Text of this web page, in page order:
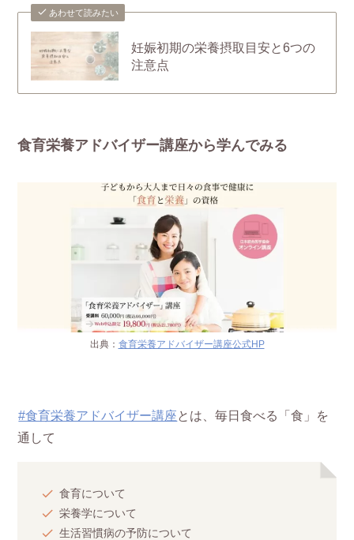
あわせて読みたい
妊娠初期の栄養摂取目安と6つの
注意点
食育栄養アドバイザー講座から学んでみる
出典： 食育栄養アドバイザー講座公式HP
#食育栄養アドバイザー講座とは、毎日食べる「食」を
通して
食育について
栄養学について
生活習慣病の予防について